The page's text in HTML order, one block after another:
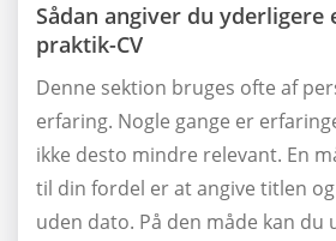
Sådan angiver du yderligere
praktik-CV
Denne sektion bruges ofte af
erfaring. Nogle gange er
ikke desto mindre relevant. En
til din fordel er at angive titlen
uden dato. På den måde kan du